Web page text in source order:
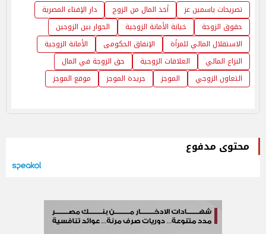
تصريحات ياسمين عز أخذ المال من الزوج
دار الإفتاء المصرية
حقوق الزوجة
خيانة الأمانة الزوجية
الحوار بين الزوجين
الاستقلال المالي للمرأة
الإنفاق الحكومى
الأمانة الزوجية
النزاع المالي
العلاقات الزوجية
حق الزوجة في المال
التعاون الزوجي
الموجز جريدة الموجز موقع الموجز
محتوى مدفوع